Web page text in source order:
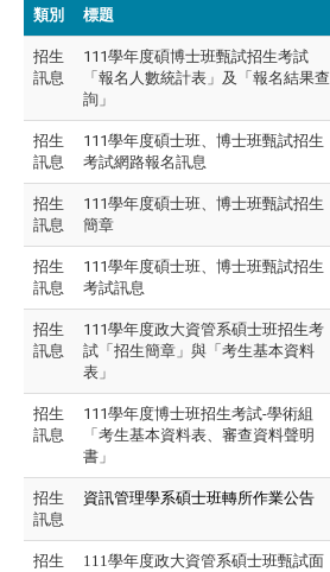
類別 標題
招生
訊息
111學年度碩博士班甄試招生考試
「報名人數統計表」及「報名結果查
詢」
招生
訊息
111學年度碩士班、博士班甄試招生
考試網路報名訊息
招生
訊息
111學年度碩士班、博士班甄試招生
簡章
招生
訊息
111學年度碩士班、博士班甄試招生
考試訊息
招生
訊息
111學年度政大資管系碩士班招生考
試「招生簡章」與「考生基本資料
表」
招生
訊息
111學年度博士班招生考試-學術組
「考生基本資料表、審查資料聲明
書」
招生
訊息
資訊管理學系碩士班轉所作業公告
招生
111學年度政大資管系碩士班甄試面